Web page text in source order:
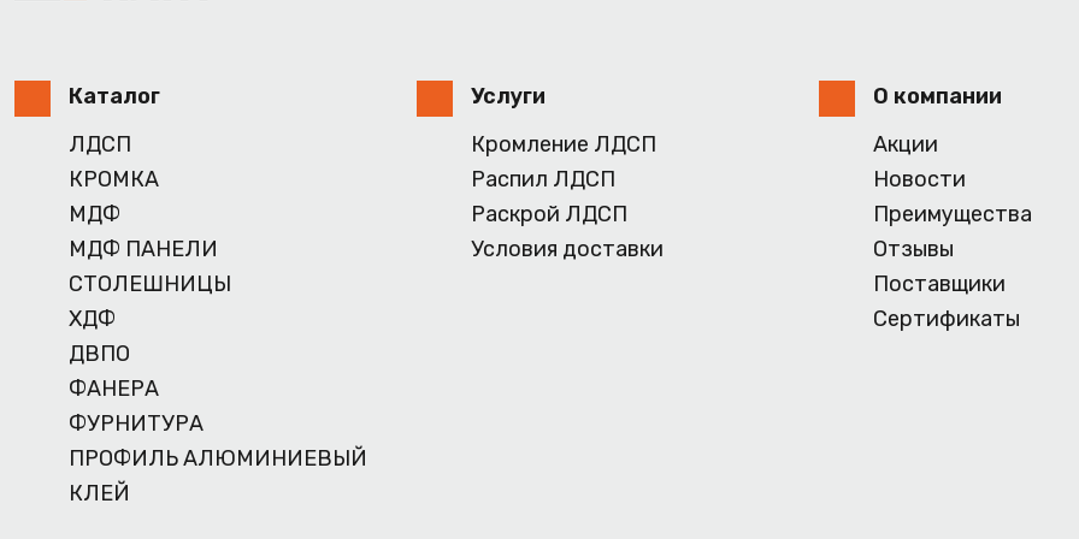
Каталог
ЛДСП
КРОМКА
МДФ
МДФ ПАНЕЛИ
СТОЛЕШНИЦЫ
ХДФ
ДВПО
ФАНЕРА
ФУРНИТУРА
ПРОФИЛЬ АЛЮМИНИЕВЫЙ
КЛЕЙ
Услуги
Кромление ЛДСП
Распил ЛДСП
Раскрой ЛДСП
Условия доставки
О компании
Акции
Новости
Преимущества
Отзывы
Поставщики
Сертификаты